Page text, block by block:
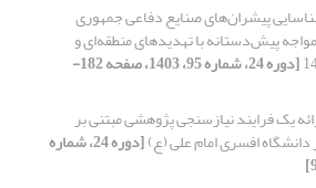
پیشران‌های صنایع دفاعی جمهوری
مواجه پیش‌دستانه با تهدیدهای منطقه‌ای و
[دوره 24، شماره 95، 1403، صفحه 182-
یک فرایند نیازسنجی پژوهشی مبتنی بر
افسری امام علی (ع)‏ [دوره 24، شماره